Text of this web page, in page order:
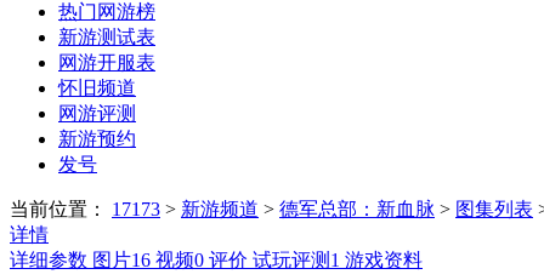
热门网游榜
新游测试表
网游开服表
怀旧频道
网游评测
新游预约
发号
当前位置： 17173 > 新游频道 > 德军总部：新血脉 > 图集列表
详情
详细参数 图片16 视频0 评价 试玩评测 1 游戏资料